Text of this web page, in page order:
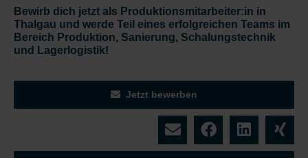
Bewirb dich jetzt als Produktionsmitarbeiter:in in
Thalgau und werde Teil eines erfolgreichen Teams im
Bereich Produktion, Sanierung, Schalungstechnik
und Lagerlogistik!
Jetzt bewerben